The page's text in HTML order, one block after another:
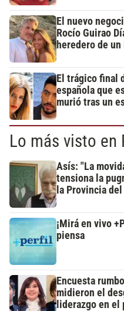
El nuevo
Rocío Guirao
heredero de
El trágico final
española que
murió tras un
Lo más visto en
Asís: "La
tensiona la
la Provincia
¡Mirá en vivo
piensa
Encuesta
midieron el
liderazgo en el